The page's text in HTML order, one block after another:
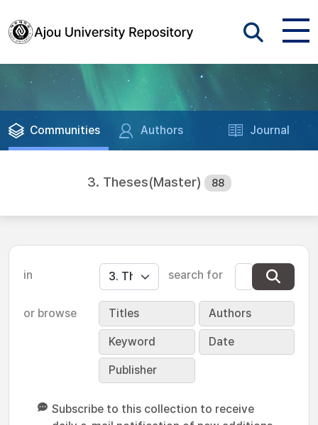
Communities Authors Journal
3. Theses(Master) 88
in search for
or browse Titles Authors
Keyword Date
Publisher
Subscribe to this collection to receive